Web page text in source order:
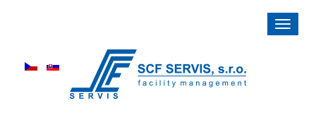
Toggle